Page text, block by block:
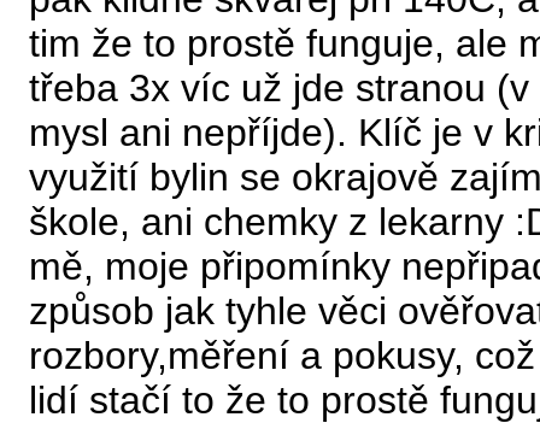
tim že to prostě funguje, ale
třeba 3x víc už jde stranou
mysl ani nepříjde). Klíč je v
využití bylin se okrajově
škole, ani chemky z lekarny
mě, moje připomínky
způsob jak tyhle věci
rozbory,měření a pokusy,
lidí stačí to že to prostě